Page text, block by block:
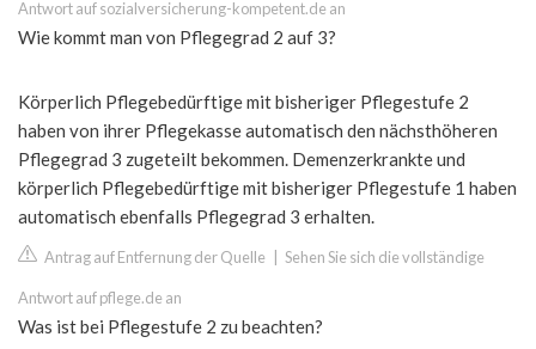
Antwort auf sozialversicherung-kompetent.de an
Wie kommt man von Pflegegrad 2 auf 3?
Körperlich Pflegebedürftige mit bisheriger Pflegestufe 2
haben von ihrer Pflegekasse automatisch den nächsthöheren
Pflegegrad 3 zugeteilt bekommen. Demenzerkrankte und
körperlich Pflegebedürftige mit bisheriger Pflegestufe 1 haben
automatisch ebenfalls Pflegegrad 3 erhalten.
Antrag auf Entfernung der Quelle Sehen Sie sich die vollständige
Antwort auf pflege.de an
Was ist bei Pflegestufe 2 zu beachten?